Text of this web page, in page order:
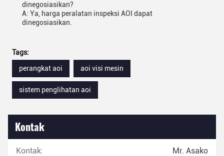
dinegosiasikan?
A: Ya, harga peralatan inspeksi AOI dapat
dinegosiasikan.
Tags:
perangkat aoi
aoi visi mesin
sistem penglihatan aoi
Kontak
Kontak: Mr. Asako